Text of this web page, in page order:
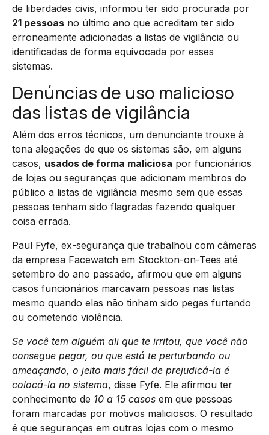
de liberdades civis, informou ter sido procurada por
21 pessoas no último ano que acreditam ter sido
erroneamente adicionadas a listas de vigilância ou
identificadas de forma equivocada por esses
sistemas.
Denúncias de uso malicioso
das listas de vigilância
Além dos erros técnicos, um denunciante trouxe à
tona alegações de que os sistemas são, em alguns
casos, usados de forma maliciosa por funcionários
de lojas ou seguranças que adicionam membros do
público a listas de vigilância mesmo sem que essas
pessoas tenham sido flagradas fazendo qualquer
coisa errada.
Paul Fyfe, ex-segurança que trabalhou com câmeras
da empresa Facewatch em Stockton-on-Tees até
setembro do ano passado, afirmou que em alguns
casos funcionários marcavam pessoas nas listas
mesmo quando elas não tinham sido pegas furtando
ou cometendo violência.
Se você tem alguém ali que te irritou, que você não
consegue pegar, ou que está te perturbando ou
ameaçando, o jeito mais fácil de prejudicá-la é
colocá-la no sistema, disse Fyfe. Ele afirmou ter
conhecimento de 10 a 15 casos em que pessoas
foram marcadas por motivos maliciosos. O resultado
é que seguranças em outras lojas com o mesmo